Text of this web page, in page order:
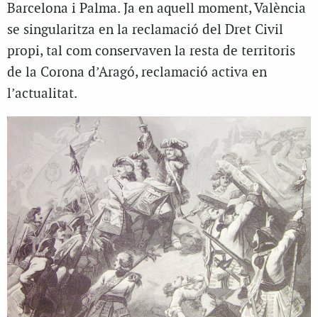
Barcelona i Palma. Ja en aquell moment, València
se singularitza en la reclamació del Dret Civil
propi, tal com conservaven la resta de territoris
de la Corona d’Aragó, reclamació activa en
l’actualitat.